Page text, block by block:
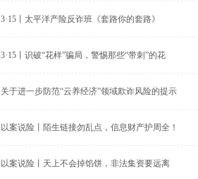
3·15丨太平洋产险反诈班《套路你的套路》
3·15丨识破“花样”骗局，警惕那些“带刺”的花
关于进一步防范“云养经济”领域欺诈风险的提示
以案说险丨陌生链接勿乱点，信息财产护周全！
以案说险丨天上不会掉馅饼，非法集资要远离